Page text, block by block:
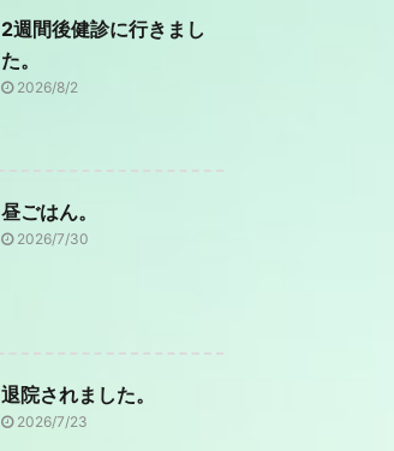
2週間後健診に行きまし
た。
2026/8/2
昼ごはん。
2026/7/30
退院されました。
2026/7/23